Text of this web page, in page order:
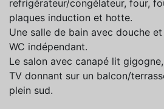
refrigérateur/congélateur, four,
plaques induction et hotte.
Une salle de bain avec douche
WC indépendant.
Le salon avec canapé lit
TV donnant sur un balcon/
plein sud.